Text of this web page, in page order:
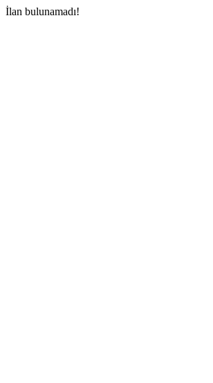
İlan bulunamadı!